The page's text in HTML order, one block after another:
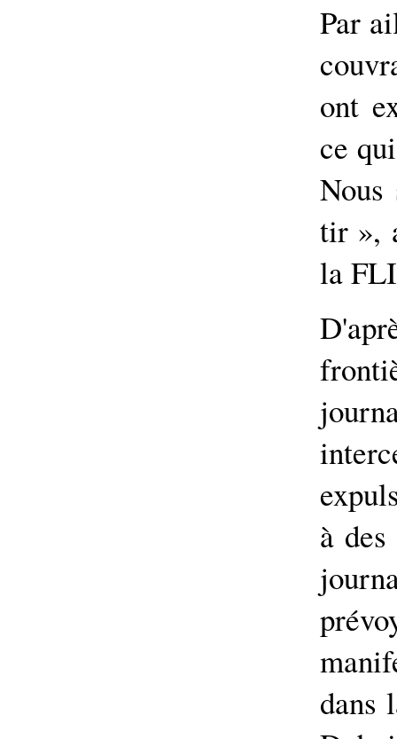
Par
ont
ce
Nous
tir »,
la
à
dans